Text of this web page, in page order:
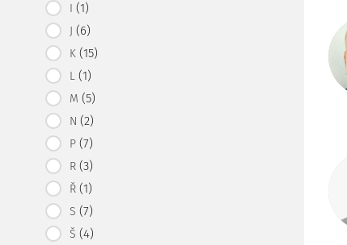
I (1)
J (6)
K (15)
L (1)
M (5)
N (2)
P (7)
R (3)
Ř (1)
S (7)
Š (4)